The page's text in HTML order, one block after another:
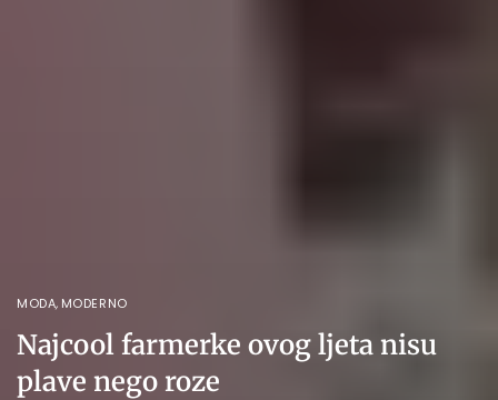
MODA, MODERNO
Najcool farmerke ovog ljeta nisu
plave nego roze